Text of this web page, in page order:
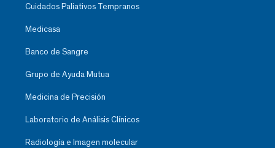
Cuidados Paliativos Tempranos
Medicasa
Banco de Sangre
Grupo de Ayuda Mutua
Medicina de Precisión
Laboratorio de Análisis Clínicos
Radiología e Imagen molecular